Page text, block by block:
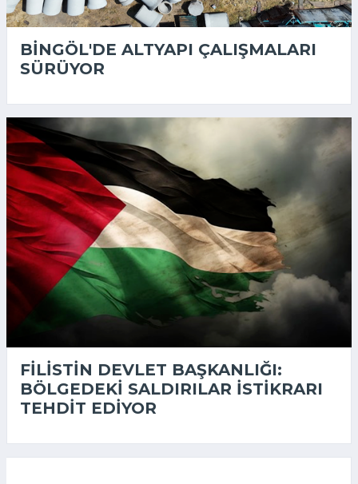
BINGÖL'DE ALTYAPI ÇALIŞMALARI
SÜRÜYOR
FILISTIN DEVLET BAŞKANLIĞI:
BÖLGEDEKI SALDIRILAR ISTIKRARI
TEHDIT EDIYOR